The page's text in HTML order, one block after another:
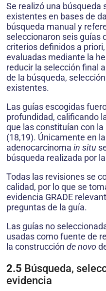
Se realizó una búsqueda
existentes en bases de
búsqueda manual y
seleccionaron seis guías
criterios definidos a
evaluadas mediante la
reducir la selección final
de la búsqueda,
existentes.
Las guías escogidas
profundidad, calificando
que las constituían con
(18,19). Únicamente en
adenocarcinoma in situ
búsqueda realizada por
Todas las revisiones se
calidad, por lo que se
evidencia GRADE
preguntas de la guía.
Las guías no
usadas como fuente de
la construcción de novo
2.5 Búsqueda,
evidencia